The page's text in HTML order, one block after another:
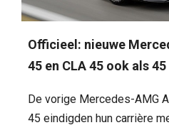
Officieel: nieuwe
45 en CLA 45 ook als 45
De vorige Mercedes-AMG
45 eindigden hun carrière